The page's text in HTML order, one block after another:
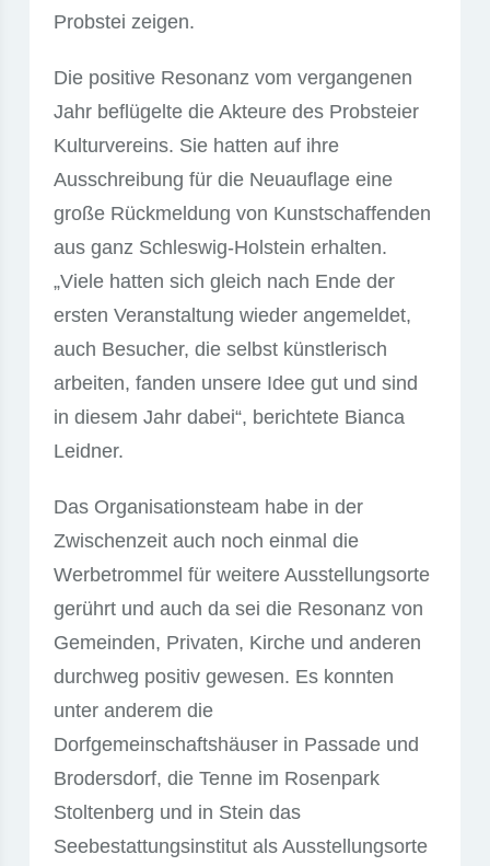
Probstei zeigen.
Die positive Resonanz vom vergangenen
Jahr beflügelte die Akteure des Probsteier
Kulturvereins. Sie hatten auf ihre
Ausschreibung für die Neuauflage eine
große Rückmeldung von Kunstschaffenden
aus ganz Schleswig-Holstein erhalten.
„Viele hatten sich gleich nach Ende der
ersten Veranstaltung wieder angemeldet,
auch Besucher, die selbst künstlerisch
arbeiten, fanden unsere Idee gut und sind
in diesem Jahr dabei“, berichtete Bianca
Leidner.
Das Organisationsteam habe in der
Zwischenzeit auch noch einmal die
Werbetrommel für weitere Ausstellungsorte
gerührt und auch da sei die Resonanz von
Gemeinden, Privaten, Kirche und anderen
durchweg positiv gewesen. Es konnten
unter anderem die
Dorfgemeinschaftshäuser in Passade und
Brodersdorf, die Tenne im Rosenpark
Stoltenberg und in Stein das
Seebestattungsinstitut als Ausstellungsorte